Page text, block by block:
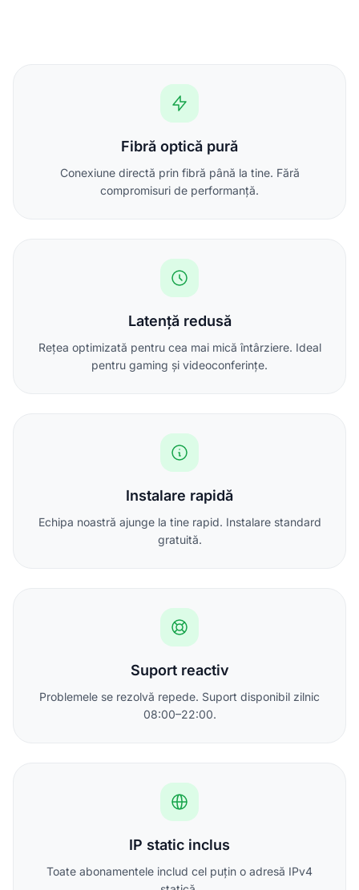
Fibră optică pură
Conexiune directă prin fibră până la tine. Fără
compromisuri de performanță.
Latență redusă
Rețea optimizată pentru cea mai mică întârziere. Ideal
pentru gaming și videoconferințe.
Instalare rapidă
Echipa noastră ajunge la tine rapid. Instalare standard
gratuită.
Suport reactiv
Problemele se rezolvă repede. Suport disponibil zilnic
08:00–22:00.
IP static inclus
Toate abonamentele includ cel puțin o adresă IPv4